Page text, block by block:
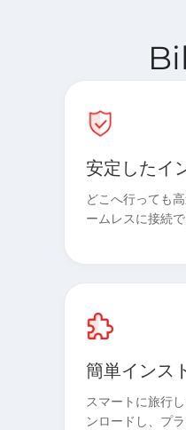
安定したイ
どこへ行っても
ームレスに接続で
簡単インス
スマートに旅行
ンロードし、プ